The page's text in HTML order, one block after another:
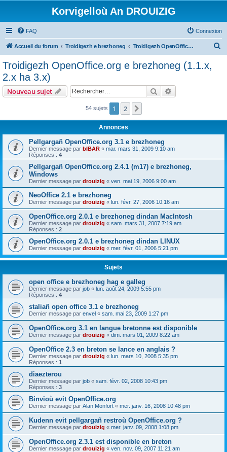
Korvigelloù An DROUIZIG
FAQ Connexion
Accueil du forum Troidigezh e brezhoneg Troidigezh OpenOffice.org e brezhoneg (1.1.x, 2.x ha 3.x)
c
Troidigezh OpenOffice.org e brezhoneg (1.1.x,
2.x ha 3.x)
Nouveau sujet Rechercher
54 sujets 1 2
Annonces
Pellgargañ OpenOffice.org 3.1 e brezhoneg
Dernier message par bIBAR « mar. mars 31, 2009 9:10 am
Réponses : 4
Pellgargañ OpenOffice.org 2.4.1 (m17) e brezhoneg,
Windows
Dernier message par drouizig « ven. mai 19, 2006 9:00 am
NeoOffice 2.1 e brezhoneg
Dernier message par drouizig « lun. févr. 27, 2006 10:16 am
OpenOffice.org 2.0.1 e brezhoneg dindan MacIntosh
Dernier message par drouizig « sam. mars 31, 2007 7:19 am
Réponses : 2
OpenOffice.org 2.0.1 e brezhoneg dindan LINUX
Dernier message par drouizig « mer. févr. 01, 2006 5:21 pm
Sujets
open office e brezhoneg hag e galleg
Dernier message par job « lun. août 24, 2009 5:55 pm
Réponses : 4
staliañ open office 3.1 e brezhoneg
Dernier message par envel « sam. mai 23, 2009 1:27 pm
OpenOffice.org 3.1 en langue bretonne est disponible
Dernier message par drouizig « dim. mars 01, 2009 8:22 am
OpenOffice 2.3 en breton se lance en anglais ?
Dernier message par drouizig « lun. mars 10, 2008 5:35 pm
Réponses : 1
diaezterou
Dernier message par job « sam. févr. 02, 2008 10:43 pm
Réponses : 3
Binvioù evit OpenOffice.org
Dernier message par Alan Monfort « mer. janv. 16, 2008 10:48 pm
Kudenn evit pellgargañ restroù OpenOffice.org ?
Dernier message par drouizig « mer. janv. 09, 2008 1:08 pm
OpenOffice.org 2.3.1 est disponible en breton
Dernier message par drouizig « ven. nov. 09, 2007 11:21 am